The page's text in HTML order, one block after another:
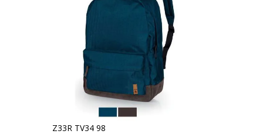
Z33R TV34 98